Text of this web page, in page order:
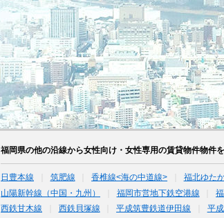
福岡県の他の沿線から女性向け・女性専用の賃貸物件物件
日豊本線 筑肥線 香椎線<海の中道線> 福北ゆた
山陽新幹線（中国・九州）
福岡市営地下鉄空港線
西鉄甘木線
西鉄貝塚線 平成筑豊鉄道伊田線 平